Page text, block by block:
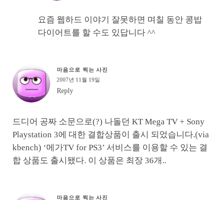
요즘 웹하드 이야기 잘못하면 며칠 동안 콩밥
다이어트를 할 수도 있답니다 ^^
마음으로 찍는 사진
2007년 11월 19일
Reply
드디어 공짜 소문으로(?) 나돌던 KT Mega TV + Sony
Playstation 3에 대한 결합상품이 출시 되었습니다.(via
kbench) ‘메가TV for PS3’ 서비스를 이용할 수 있는 결
합 상품도 출시됐다. 이 상품은 최장 36개..
마음으로 찍는 사진